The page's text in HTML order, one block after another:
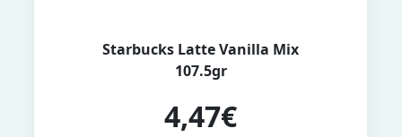
Starbucks Latte Vanilla Mix
107.5gr
4,47€